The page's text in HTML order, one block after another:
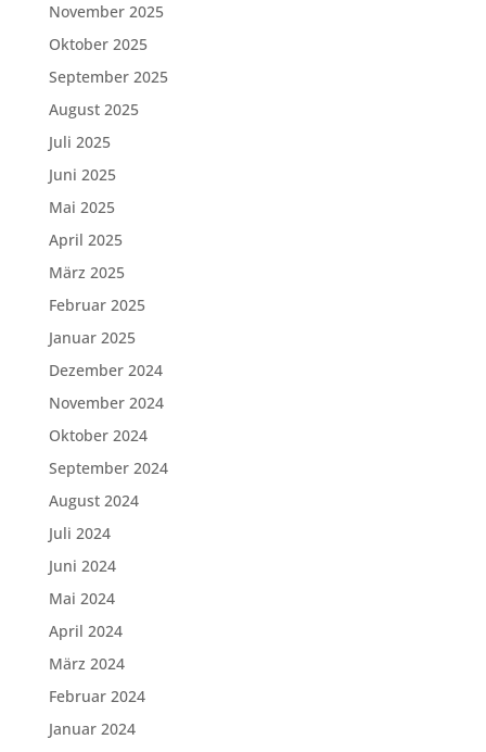
November 2025
Oktober 2025
September 2025
August 2025
Juli 2025
Juni 2025
Mai 2025
April 2025
März 2025
Februar 2025
Januar 2025
Dezember 2024
November 2024
Oktober 2024
September 2024
August 2024
Juli 2024
Juni 2024
Mai 2024
April 2024
März 2024
Februar 2024
Januar 2024